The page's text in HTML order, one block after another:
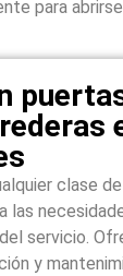
para
clase
las
servicio.
y